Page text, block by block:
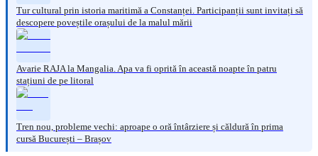
Tur cultural prin istoria maritimă a Constanței. Participanții sunt invitați să
descopere poveștile orașului de la malul mării
Avarie RAJA la Mangalia. Apa va fi oprită în această noapte în patru
stațiuni de pe litoral
Tren nou, probleme vechi: aproape o oră întârziere și căldură în prima
cursă București – Brașov